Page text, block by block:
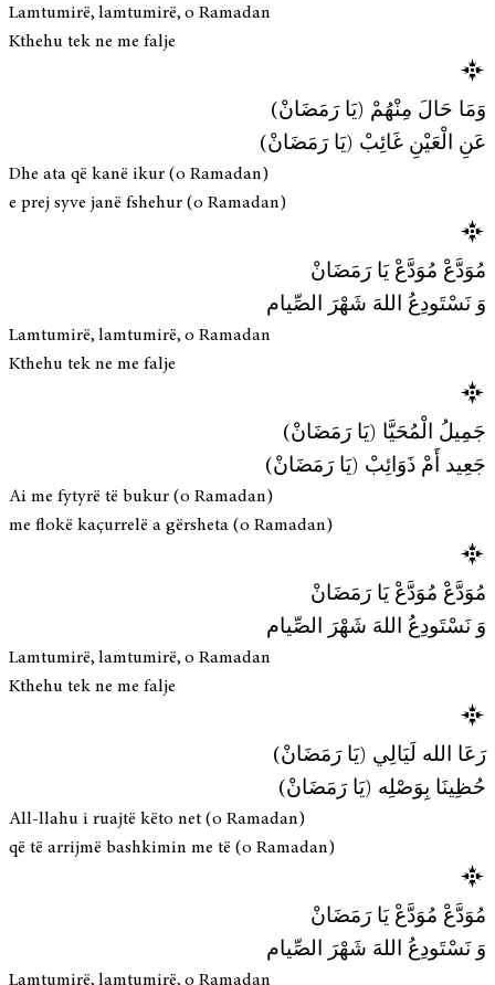
Lamtumirë, lamtumirë, o Ramadan
Kthehu tek ne me falje
وَمَا حَالَ مِنْهُمْ (يَا رَمَضَانْ)
عَنِ الْعَيْنِ غَائِبْ (يَا رَمَضَانْ)
Dhe ata që kanë ikur (o Ramadan)
e prej syve janë fshehur (o Ramadan)
مُوَدَّعْ مُوَدَّعْ يَا رَمَضَانْ
وَ نَسْتَودِعُ اللهَ شَهْرَ الصِّيام
Lamtumirë, lamtumirë, o Ramadan
Kthehu tek ne me falje
جَمِيلُ الْمُحَيَّا (يَا رَمَضَانْ)
جَعِيد أَمْ ذَوَائِبْ (يَا رَمَضَانْ)
Ai me fytyrë të bukur (o Ramadan)
me flokë kaçurrelë a gërsheta (o Ramadan)
مُوَدَّعْ مُوَدَّعْ يَا رَمَضَانْ
وَ نَسْتَودِعُ اللهَ شَهْرَ الصِّيام
Lamtumirë, lamtumirë, o Ramadan
Kthehu tek ne me falje
رَعَا الله لَيَالِي (يَا رَمَضَانْ)
حُظِينَا بِوَصْلِه (يَا رَمَضَانْ)
All-llahu i ruajtë këto net (o Ramadan)
që të arrijmë bashkimin me të (o Ramadan)
مُوَدَّعْ مُوَدَّعْ يَا رَمَضَانْ
وَ نَسْتَودِعُ اللهَ شَهْرَ الصِّيام
Lamtumirë, lamtumirë, o Ramadan